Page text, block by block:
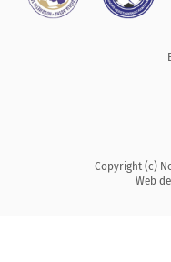
Copyright (c)
Web